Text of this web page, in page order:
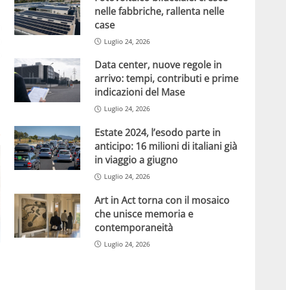
nelle fabbriche, rallenta nelle
case
Luglio 24, 2026
Data center, nuove regole in
arrivo: tempi, contributi e prime
indicazioni del Mase
Luglio 24, 2026
Estate 2024, l’esodo parte in
anticipo: 16 milioni di italiani già
in viaggio a giugno
Luglio 24, 2026
Art in Act torna con il mosaico
che unisce memoria e
contemporaneità
Luglio 24, 2026